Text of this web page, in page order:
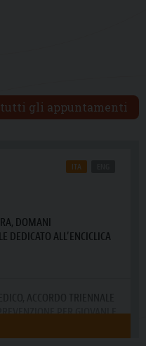
gli appuntamenti